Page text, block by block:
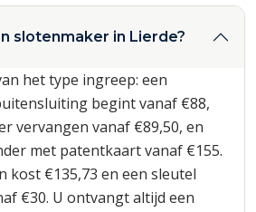
slotenmaker in Lierde?
het type ingreep: een
begint vanaf €88,
vervangen vanaf €89,50, en
met patentkaart vanaf €155.
kost €135,73 en een sleutel
€30. U ontvangt altijd een